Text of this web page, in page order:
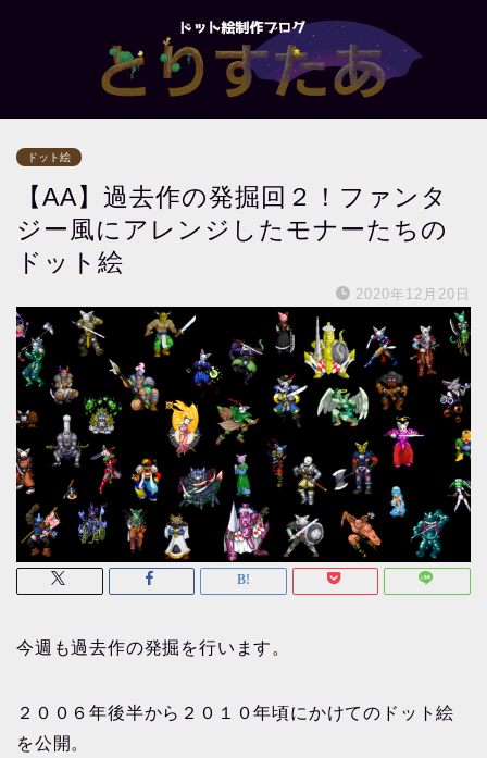
ドット絵
【AA】過去作の発掘回２！ファンタ
ジー風にアレンジしたモナーたちの
ドット絵
2020年12月20日
今週も過去作の発掘を行います。
２００６年後半から２０１０年頃にかけてのドット絵
を公開。